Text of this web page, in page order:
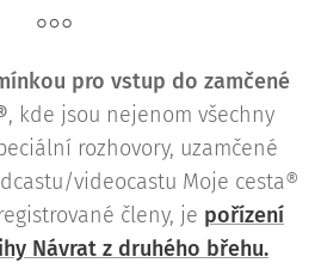
pro vstup do zamčené
, kde jsou nejenom všechny
rozhovory, uzamčené
videocastu Moje cesta®
členy, je pořízení
Návrat z druhého břehu.